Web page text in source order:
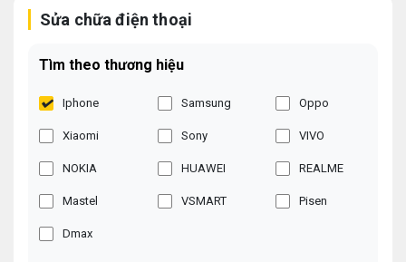
Sửa chữa điện thoại
Tìm theo thương hiệu
Iphone Samsung Oppo
Xiaomi Sony VIVO
NOKIA HUAWEI REALME
Mastel VSMART Pisen
Dmax